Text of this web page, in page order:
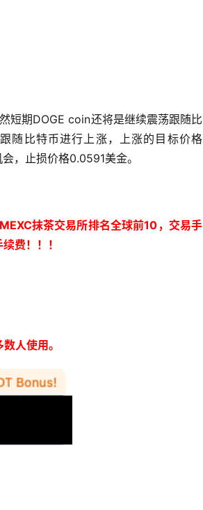
短期DOGE coin还将是继续震荡跟随比
随比特币进行上涨，上涨的目标价格
，止损价格0.0591美金。
抹茶交易所排名全球前10，交易手
费！！！
人使用。